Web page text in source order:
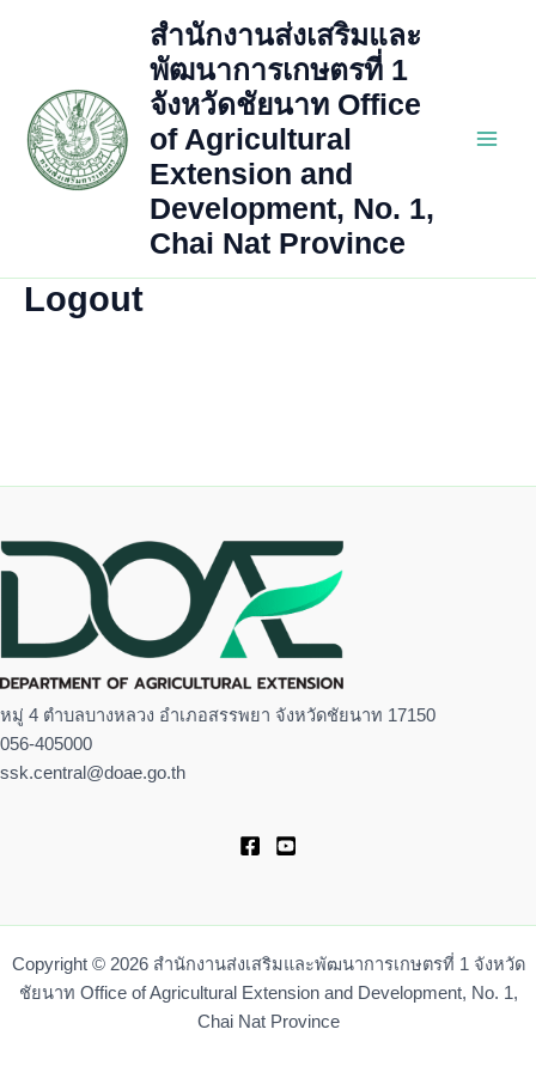
สำนักงานส่งเสริมและ
พัฒนาการเกษตรที่ 1
จังหวัดชัยนาท Office
of Agricultural
Extension and
Development, No. 1,
Chai Nat Province
Logout
หมู่ 4 ตำบลบางหลวง อำเภอสรรพยา จังหวัดชัยนาท 17150
056-405000
ssk.central@doae.go.th
Copyright © 2026 สำนักงานส่งเสริมและพัฒนาการเกษตรที่ 1 จังหวัด
ชัยนาท Office of Agricultural Extension and Development, No. 1,
Chai Nat Province